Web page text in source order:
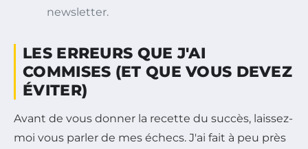
newsletter.
LES ERREURS QUE J'AI
COMMISES (ET QUE VOUS DEVEZ
ÉVITER)
Avant de vous donner la recette du succès, laissez-
moi vous parler de mes échecs. J'ai fait à peu près